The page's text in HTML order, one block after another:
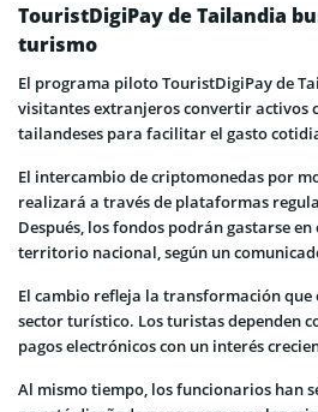
TouristDigiPay de Tailandia
turismo
El programa piloto TouristDigiPay de
visitantes extranjeros convertir activos
tailandeses para facilitar el gasto
El intercambio de criptomonedas por
realizará a través de plataformas
Después, los fondos podrán gastarse
territorio nacional, según un
El cambio refleja la transformación que
sector turístico. Los turistas dependen
pagos electrónicos con un interés
Al mismo tiempo, los funcionarios han